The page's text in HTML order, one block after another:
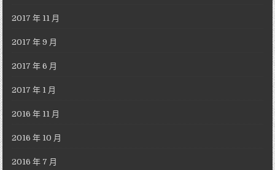
2017 年 11 月
2017 年 9 月
2017 年 6 月
2017 年 1 月
2016 年 11 月
2016 年 10 月
2016 年 7 月